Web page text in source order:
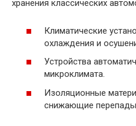
хранения классических
Климатические
охлаждения и
Устройства
микроклимата.
Изоляционные
снижающие перепады